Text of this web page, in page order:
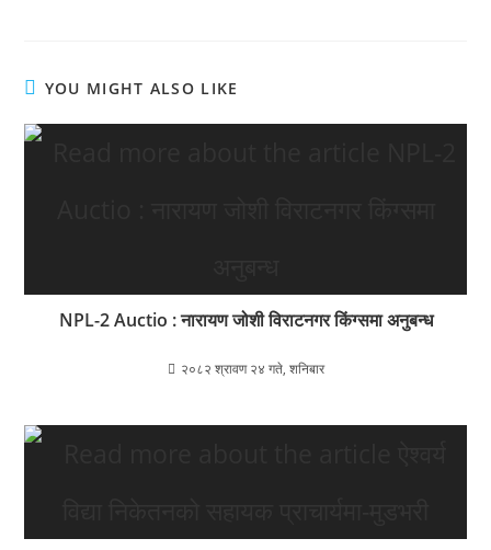
YOU MIGHT ALSO LIKE
NPL-2 Auctio : नारायण जोशी विराटनगर किंग्समा अनुबन्ध
२०८२ श्रावण २४ गते, शनिबार